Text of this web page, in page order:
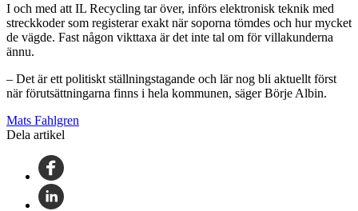
I och med att IL Recycling tar över, införs elektronisk teknik med
streckkoder som registerar exakt när soporna tömdes och hur mycket
de vägde. Fast någon vikttaxa är det inte tal om för villakunderna
ännu.
– Det är ett politiskt ställningstagande och lär nog bli aktuellt först
när förutsättningarna finns i hela kommunen, säger Börje Albin.
Mats Fahlgren
Dela artikel